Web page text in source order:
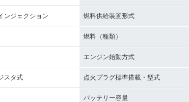
ンジェクション 燃料供給装置形式
燃料（種類）
エンジン始動方式
スタ式 点火プラグ標準搭載・型式
バッテリー容量